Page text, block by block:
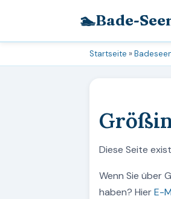
🏊Bade-
Startseite »
Diese Seite
Wenn Sie über
haben? HierE-